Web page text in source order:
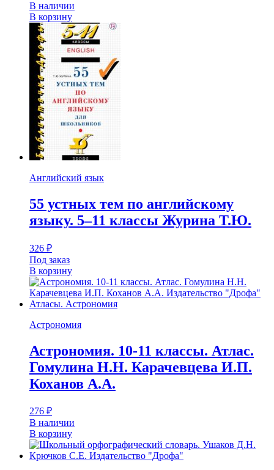
В наличии
В корзину
Английский язык
55 устных тем по английскому
языку. 5–11 классы Журина Т.Ю.
326 ₽
Под заказ
В корзину
Астрономия
Астрономия. 10-11 классы. Атлас.
Гомулина Н.Н. Карачевцева И.П.
Коханов А.А.
276 ₽
В наличии
В корзину